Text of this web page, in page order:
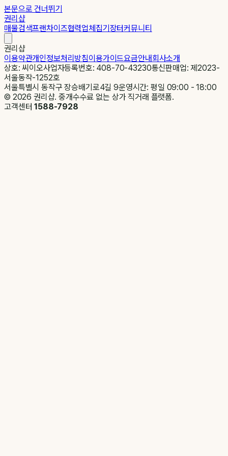
본문으로 건너뛰기
권리샵
매물검색프랜차이즈협력업체집기장터커뮤니티
권리샵
이용약관개인정보처리방침이용가이드요금안내회사소개
상호: 씨이오사업자등록번호: 408-70-43230통신판매업: 제2023-
서울동작-1252호
서울특별시 동작구 장승배기로4길 9운영시간: 평일 09:00 - 18:00
© 2026 권리샵. 중개수수료 없는 상가 직거래 플랫폼.
고객센터1588-7928